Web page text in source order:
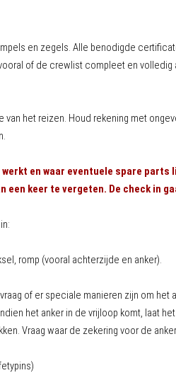
en zegels. Alle benodigde
of de crewlist compleet en volledig
het reizen. Houd rekening met
en waar eventuele spare parts
keer te vergeten. De check in
romp (vooral achterzijde en anker).
of er speciale manieren zijn om het
Indien het anker in de vrijloop komt, laat
Vraag waar de zekering voor de